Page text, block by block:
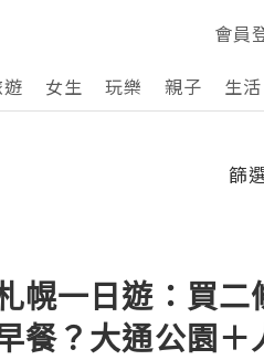
會員
女生 玩樂 親子 生活
篩
幌一日遊：買二
餐？大通公園＋